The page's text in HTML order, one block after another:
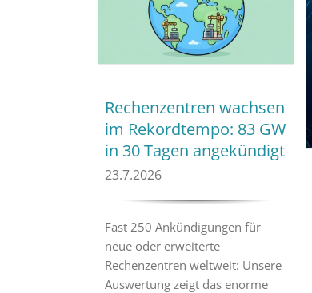
Rechenzentren wachsen
im Rekordtempo: 83 GW
in 30 Tagen angekündigt
23.7.2026
Fast 250 Ankündigungen für
neue oder erweiterte
Rechenzentren weltweit: Unsere
Auswertung zeigt das enorme